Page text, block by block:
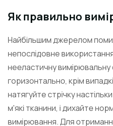
Як правильно
Найбільшим джерелом
непослідовне
нееластичну вимірювальну
горизонтально, крім
натягуйте стрічку
м'які тканини, і дихайте
вимірювання. Для